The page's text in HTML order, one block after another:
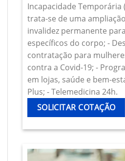
Incapacidade Temporária
trata-se de uma
invalidez permanente
específicos do corpo; -
contratação para
contra a Covid-19; -
em lojas, saúde e bem-
Plus; - Telemedicina 24h.
SOLICITAR COTAÇÃO